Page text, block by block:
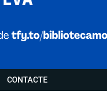
CONTACTE